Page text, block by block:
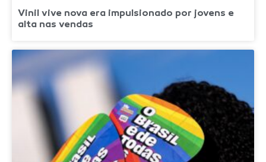
Vinil vive nova era impulsionado por jovens e
alta nas vendas